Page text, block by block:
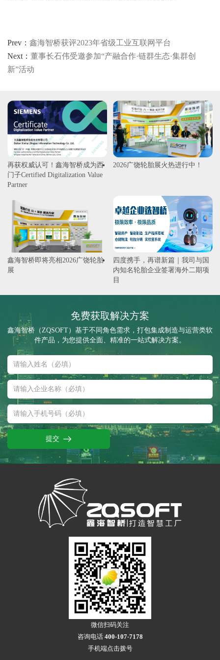
Prev： 鑫海智桥获评2023年省级工业互联网平台
Next： 董事长石伟受邀参加“产融合作·链群生态·集群创
新”活动
再获权威认可！鑫海智桥成为西
门子Certified Digitalization Value
Partner
2026广饶轮胎展火热进行中！
鑫海智桥即将亮相2026广饶轮胎
展
四度携手，再谱新篇｜我司与国
内知名轮胎企业签署海外二期项
目
免费获取解决方案
鑫海智桥（ZQSOFT）基于不同角色需求，打包集成制造与运营类软
件产品，为您提供全面、精准的一站式解决方案。
提交
微信扫码关注
咨询电话 400-107-7178
手机端点击拨号